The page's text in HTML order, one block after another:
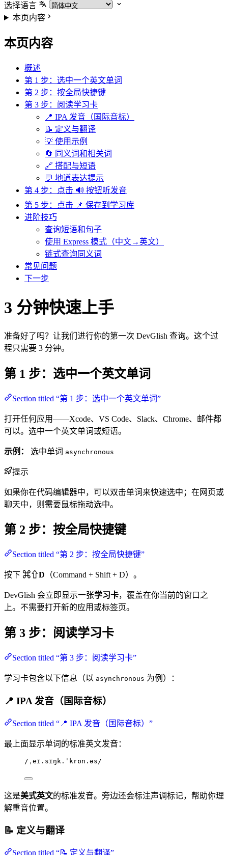
选择语言
本页内容
本页内容
概述
第 1 步：选中一个英文单词
第 2 步：按全局快捷键
第 3 步：阅读学习卡
📍 IPA 发音（国际音标）
📝 定义与翻译
💡 使用示例
🔄 同义词和相关词
🔗 搭配与短语
💬 地道表达提示
第 4 步：点击 🔊 按钮听发音
第 5 步：点击 📌 保存到学习库
进阶技巧
查询短语和句子
使用 Express 模式（中文→英文）
链式查询同义词
常见问题
下一步
3 分钟快速上手
准备好了吗？让我们进行你的第一次 DevGlish 查询。这个过
程只需要 3 分钟。
第 1 步：选中一个英文单词
Section titled “第 1 步：选中一个英文单词”
打开任何应用——Xcode、VS Code、Slack、Chrome、邮件都
可以。选中一个英文单词或短语。
示例： 选中单词 asynchronous
提示
如果你在代码编辑器中，可以双击单词来快速选中；在网页或
聊天中，则需要鼠标拖动选中。
第 2 步：按全局快捷键
Section titled “第 2 步：按全局快捷键”
按下 ⌘⇧D （Command + Shift + D）。
DevGlish 会立即显示一张学习卡，覆盖在你当前的窗口之
上。不需要打开新的应用或标签页。
第 3 步：阅读学习卡
Section titled “第 3 步：阅读学习卡”
学习卡包含以下信息（以 asynchronous 为例）：
📍 IPA 发音（国际音标）
Section titled “📍 IPA 发音（国际音标）”
最上面显示单词的标准英文发音：
/ˌeɪ.sɪŋk.ˈkrɒn.əs/
这是美式英文的标准发音。旁边还会标注声调标记，帮助你理
解重音位置。
📝 定义与翻译
Section titled “📝 定义与翻译”